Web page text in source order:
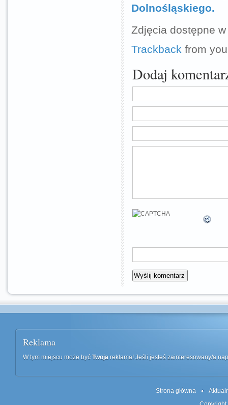
Dolnośląskiego.
Zdjęcia dostępne
Trackback from
Dodaj
Reklama
W tym miejscu może być Twoja reklama! Jeśli jesteś zainteresowany/a
Strona główna